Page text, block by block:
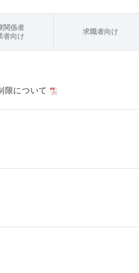
関係者
者向け
求職者向け
限について